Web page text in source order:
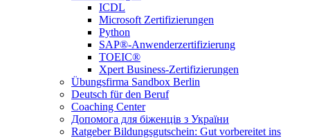
ICDL
Microsoft Zertifizierungen
Python
SAP®-Anwenderzertifizierung
TOEIC®
Xpert Business-Zertifizierungen
Übungsfirma Sandbox Berlin
Deutsch für den Beruf
Coaching Center
Допомога для біженців з України
Ratgeber Bildungsgutschein: Gut vorbereitet ins